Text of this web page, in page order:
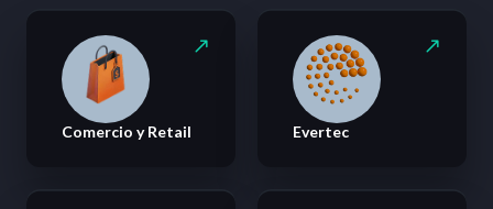
Comercio y Retail Evertec